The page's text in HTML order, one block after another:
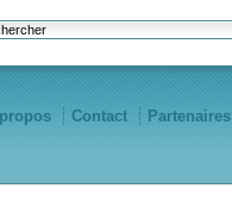
Contact Partenaires